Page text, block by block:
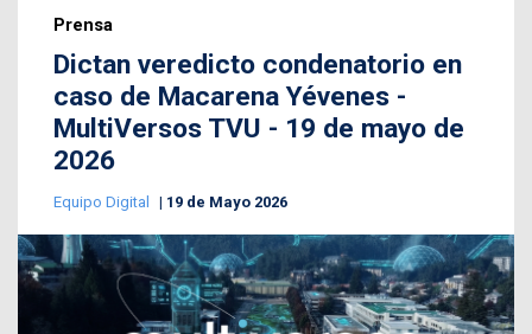
Prensa
Dictan veredicto condenatorio en
caso de Macarena Yévenes -
MultiVersos TVU - 19 de mayo de
2026
Equipo Digital 19 de Mayo 2026